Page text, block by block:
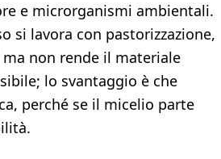
e microrganismi ambientali.
si lavora con pastorizzazione,
non rende il materiale
lo svantaggio è che
perché se il micelio parte